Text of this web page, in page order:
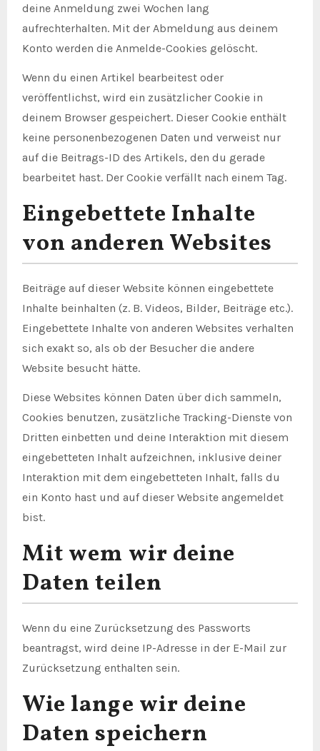
deine Anmeldung zwei Wochen lang
aufrechterhalten. Mit der Abmeldung aus deinem
Konto werden die Anmelde-Cookies gelöscht.
Wenn du einen Artikel bearbeitest oder
veröffentlichst, wird ein zusätzlicher Cookie in
deinem Browser gespeichert. Dieser Cookie enthält
keine personenbezogenen Daten und verweist nur
auf die Beitrags-ID des Artikels, den du gerade
bearbeitet hast. Der Cookie verfällt nach einem Tag.
Eingebettete Inhalte
von anderen Websites
Beiträge auf dieser Website können eingebettete
Inhalte beinhalten (z. B. Videos, Bilder, Beiträge etc.).
Eingebettete Inhalte von anderen Websites verhalten
sich exakt so, als ob der Besucher die andere
Website besucht hätte.
Diese Websites können Daten über dich sammeln,
Cookies benutzen, zusätzliche Tracking-Dienste von
Dritten einbetten und deine Interaktion mit diesem
eingebetteten Inhalt aufzeichnen, inklusive deiner
Interaktion mit dem eingebetteten Inhalt, falls du
ein Konto hast und auf dieser Website angemeldet
bist.
Mit wem wir deine
Daten teilen
Wenn du eine Zurücksetzung des Passworts
beantragst, wird deine IP-Adresse in der E-Mail zur
Zurücksetzung enthalten sein.
Wie lange wir deine
Daten speichern